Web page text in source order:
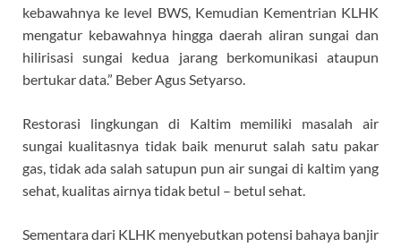
kebawahnya ke level BWS, Kemudian Kementrian KLHK
mengatur kebawahnya hingga daerah aliran sungai dan
hilirisasi sungai kedua jarang berkomunikasi ataupun
bertukar data.” Beber Agus Setyarso.
Restorasi lingkungan di Kaltim memiliki masalah air
sungai kualitasnya tidak baik menurut salah satu pakar
gas, tidak ada salah satupun pun air sungai di kaltim yang
sehat, kualitas airnya tidak betul – betul sehat.
Sementara dari KLHK menyebutkan potensi bahaya banjir